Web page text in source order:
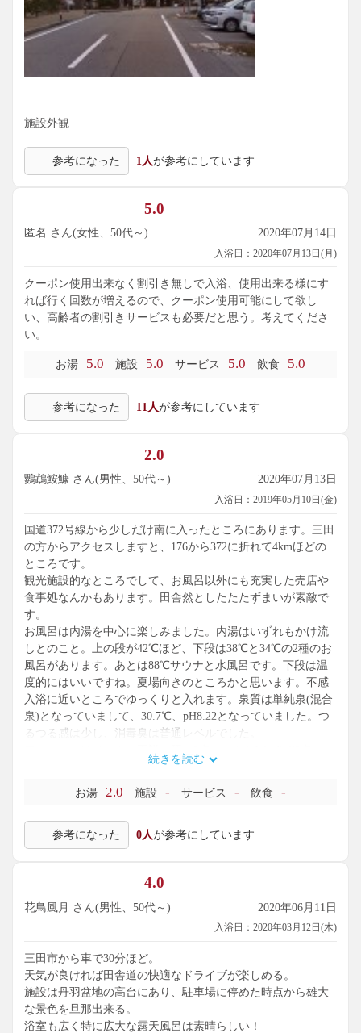
施設外観
参考になった 1人が参考にしています
5.0
匿名 さん(女性、50代～) 2020年07月14日
入浴日：2020年07月13日(月)
クーポン使用出来なく割引き無しで入浴、使用出来る様にす
れば行く回数が増えるので、クーポン使用可能にして欲し
い、高齢者の割引きサービスも必要だと思う。考えてくださ
い。
お湯 5.0 施設 5.0 サービス 5.0 飲食 5.0
参考になった 11人が参考にしています
2.0
鸚鵡鮟鱇 さん(男性、50代～) 2020年07月13日
入浴日：2019年05月10日(金)
国道372号線から少しだけ南に入ったところにあります。三田
の方からアクセスしますと、176から372に折れて4kmほどの
ところです。
観光施設的なところでして、お風呂以外にも充実した売店や
食事処なんかもあります。田舎然としたたたずまいが素敵で
す。
お風呂は内湯を中心に楽しみました。内湯はいずれもかけ流
しとのこと。上の段が42℃ほど、下段は38℃と34℃の2種のお
風呂があります。あとは88℃サウナと水風呂です。下段は温
度的にはいいですね。夏場向きのところかと思います。不感
入浴に近いところでゆっくりと入れます。泉質は単純泉(混合
泉)となっていまして、30.7℃、pH8.22となっていました。つ
るつる感は少し、消毒臭は普通レベルでした。
アメニティはメーカー不詳の隅の3点セットかWindhill3点セッ
露天は循環湯でして、2段構成。42℃くらいでこちらも消毒臭
は普通レベルでした。
気候が許せば内湯の低温のところでじっくり過ごしたいとこ
ろです。ちょっと消毒臭が気になりましたが、それ以外は文
句なし。かけ流しの贅沢感はないのがやや残念かな。何も手
続きを読む
お湯 2.0 施設 - サービス - 飲食 -
参考になった 0人が参考にしています
4.0
花鳥風月 さん(男性、50代～) 2020年06月11日
入浴日：2020年03月12日(木)
三田市から車で30分ほど。
天気が良ければ田舎道の快適なドライブが楽しめる。
施設は丹羽盆地の高台にあり、駐車場に停めた時点から雄大
な景色を旦那出来る。
浴室も広く特に広大な露天風呂は素晴らしい！